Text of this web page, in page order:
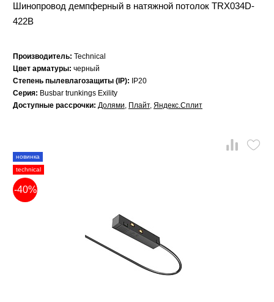
Шинопровод демпферный в натяжной потолок TRX034D-
422B
Производитель: Technical
Цвет арматуры: черный
Степень пылевлагозащиты (IP):
IP20
Серия: Busbar trunkings Exility
Доступные рассрочки: Долями, Плайт, Яндекс.Сплит
новинка
technical
-40%